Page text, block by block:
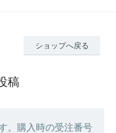
ショップへ戻る
稿
。購入時の受注番号